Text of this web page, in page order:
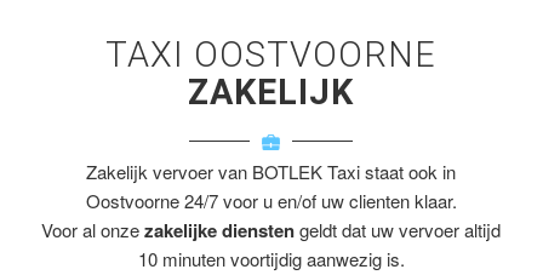
TAXI OOSTVOORNE
ZAKELIJK
Zakelijk vervoer van BOTLEK Taxi staat ook in
Oostvoorne 24/7 voor u en/of uw clienten klaar.
Voor al onzezakelijke dienstengeldt dat uw vervoer altijd
10 minuten voortijdig aanwezig is.